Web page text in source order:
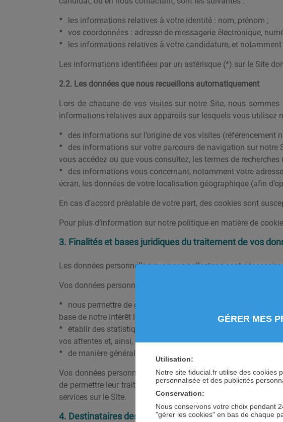
les informations relatives à votre identité : nom, prénom ;
vos coordonnées : adresse de messagerie électronique,
les informations relatives à votre candidature, et
Les informations identifiées par un astérisque (*) sur le Site
2.2. Les données que nous recueillons automatiquement
Lors de chacune de vos visites sur notre Site, nous
informations relatives aux appareils sur lesquels vous utilisez
des informations sur l’origine de vos visites (référencement
des informations sur votre parcours de navigation sur notre
vous accédez ou que vous consultez, les termes de
des informations vous concernant, notamment votre
écran, les données de votre localisation géographique (afin
En cas d’accord préalable de votre part, des cookies sont
Pour plus d’information sur notre politique en matière de
3. Finalités et bases juridiques du traitement de vos
Les données personnelles que nous collectons sont
Vos données personnelles sont ainsi susceptibles d’être
nous permettre de gérer et de répondre à vos
base de notre intérêt légitime ;
établir des statistiques anonymes relatives à l’utilisation
vos attentes et, ainsi, améliorer la qualité de nos services ;
de manière générale, vous fournir les services mis à votre
Vos données personnelles sont susceptibles d’être
de permettre leur traitement selon les finalités visées à
services sur le Site.
4. Destinataires des informations que nous recueillons
GÉRER MES
Utilisation:
Notre site fiducial.fr utilise des cookies
personnalisée et des publicités
Conservation:
Nous conservons votre choix pendant
"gérer les cookies" en bas de chaque